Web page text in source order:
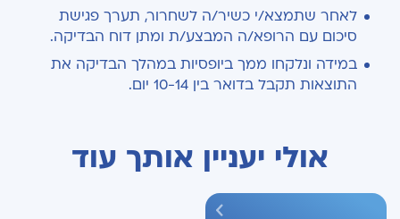
לאחר שתמצא/י כשיר/ה לשחרור, תערך פגישת
סיכום עם הרופא/ה המבצע/ת ומתן דוח הבדיקה.
במידה ונלקחו ממך ביופסיות במהלך הבדיקה את
התוצאות תקבל בדואר בין 10-14 יום.
אולי יעניין אותך עוד